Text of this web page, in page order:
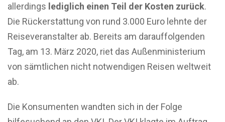
allerdings lediglich einen Teil der Kosten zurück.
Die Rückerstattung von rund 3.000 Euro lehnte der
Reiseveranstalter ab. Bereits am darauffolgenden
Tag, am 13. März 2020, riet das Außenministerium
von sämtlichen nicht notwendigen Reisen weltweit
ab.
Die Konsumenten wandten sich in der Folge